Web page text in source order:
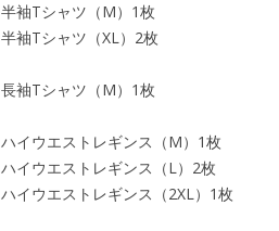
半袖Tシャツ（M）1枚
半袖Tシャツ（XL）2枚
長袖Tシャツ（M）1枚
ハイウエストレギンス（M）1枚
ハイウエストレギンス（L）2枚
ハイウエストレギンス（2XL）1枚